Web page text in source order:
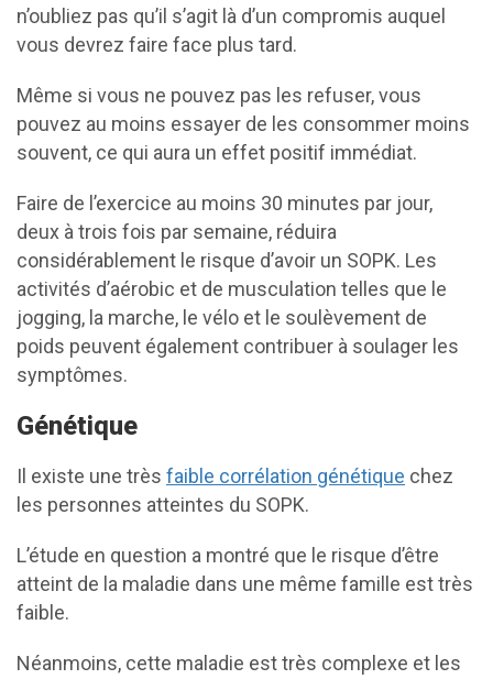
n’oubliez pas qu’il s’agit là d’un compromis auquel
vous devrez faire face plus tard.
Même si vous ne pouvez pas les refuser, vous
pouvez au moins essayer de les consommer moins
souvent, ce qui aura un effet positif immédiat.
Faire de l’exercice au moins 30 minutes par jour,
deux à trois fois par semaine, réduira
considérablement le risque d’avoir un SOPK. Les
activités d’aérobic et de musculation telles que le
jogging, la marche, le vélo et le soulèvement de
poids peuvent également contribuer à soulager les
symptômes.
Génétique
Il existe une très faible corrélation génétique chez
les personnes atteintes du SOPK.
L’étude en question a montré que le risque d’être
atteint de la maladie dans une même famille est très
faible.
Néanmoins, cette maladie est très complexe et les